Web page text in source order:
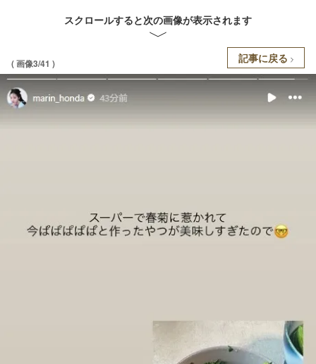
スクロールすると次の画像が表示されます
( 画像3/41 ) 記事に戻る